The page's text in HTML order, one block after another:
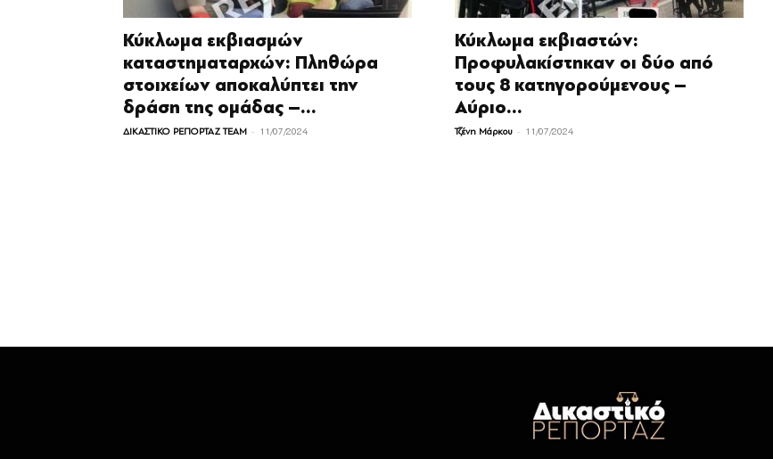
Κύκλωμα εκβιασμών
καταστηματαρχών: Πληθώρα
στοιχείων αποκαλύπτει την
δράση της ομάδας –...
ΔΙΚΑΣΤΙΚΟ ΡΕΠΟΡΤΑΖ TEAM - 11/07/2024
Κύκλωμα εκβιαστών:
Προφυλακίστηκαν οι δύο από
τους 8 κατηγορούμενους –
Αύριο...
Τζένη Μάρκου - 11/07/2024